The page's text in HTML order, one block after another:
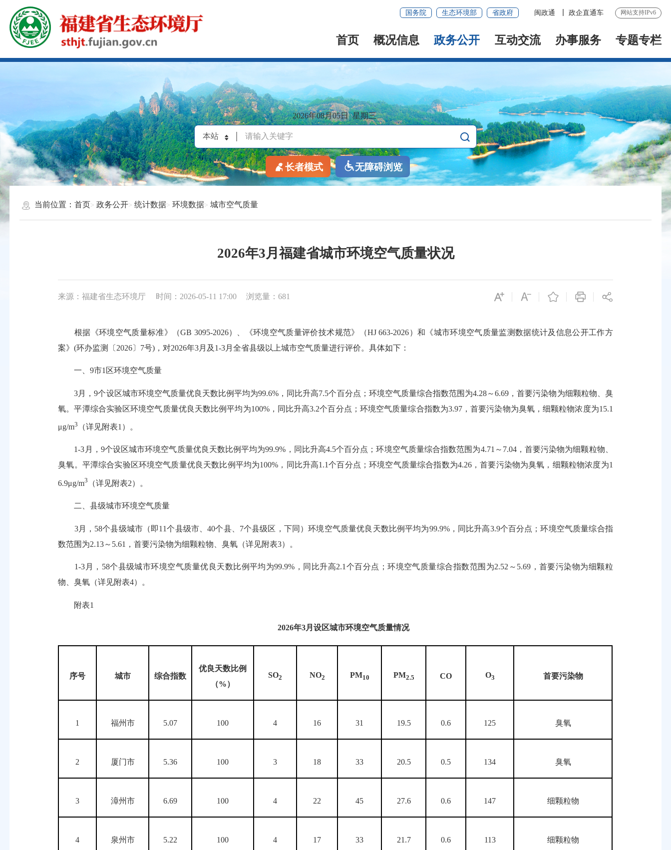
国务院 生态环境部 省政府 闽政通 政企直通车 网站支持IPv6
首页 概况信息 政务公开 互动交流 办事服务 专题专栏
2026年08月05日 星期三
长者模式 无障碍浏览
当前位置：首页 政务公开 统计数据 环境数据 城市空气质量
2026年3月福建省城市环境空气质量状况
来源：福建省生态环境厅 时间：2026-05-11 17:00 浏览量：681
根据《环境空气质量标准》（GB 3095-2026）、《环境空气质量评价技术规范》（HJ 663-2026）和《城市环境空气质量监测数据统计及信息公开工作方
案》(环办监测〔2026〕7号)，对2026年3月及1-3月全省县级以上城市空气质量进行评价。具体如下：
一、9市1区环境空气质量
3月，9个设区城市环境空气质量优良天数比例平均为99.6%，同比升高7.5个百分点；环境空气质量综合指数范围为4.28～6.69，首要污染物为细颗粒物、臭
氧。平潭综合实验区环境空气质量优良天数比例平均为100%，同比升高3.2个百分点；环境空气质量综合指数为3.97，首要污染物为臭氧，细颗粒物浓度为15.1
μg/m3 （详见附表1）。
1-3月，9个设区城市环境空气质量优良天数比例平均为99.9%，同比升高4.5个百分点；环境空气质量综合指数范围为4.71～7.04，首要污染物为细颗粒物、
臭氧。平潭综合实验区环境空气质量优良天数比例平均为100%，同比升高1.1个百分点；环境空气质量综合指数为4.26，首要污染物为臭氧，细颗粒物浓度为1
6.9μg/m3 （详见附表2）。
二、县级城市环境空气质量
3月，58个县级城市（即11个县级市、40个县、7个县级区，下同）环境空气质量优良天数比例平均为99.9%，同比升高3.9个百分点；环境空气质量综合指
数范围为2.13～5.61，首要污染物为细颗粒物、臭氧（详见附表3）。
1-3月，58个县级城市环境空气质量优良天数比例平均为99.9%，同比升高2.1个百分点；环境空气质量综合指数范围为2.52～5.69，首要污染物为细颗粒
物、臭氧（详见附表4）。
附表1
2026年3月设区城市环境空气质量情况
序号 城市 综合指数
优良天数比例
（%）
SO2 NO2 PM10 PM2.5 CO O3 首要污染物
1 福州市 5.07 100 4 16 31 19.5 0.6 125 臭氧
2 厦门市 5.36 100 3 18 33 20.5 0.5 134 臭氧
3 漳州市 6.69 100 4 22 45 27.6 0.6 147 细颗粒物
4 泉州市 5.22 100 4 17 33 21.7 0.6 113 细颗粒物